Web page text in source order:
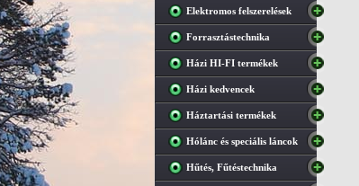
Elektromos felszerelések
Forrasztástechnika
Házi HI-FI termékek
Házi kedvencek
Háztartási termékek
Hólánc és speciális láncok
Hűtés, Fűtéstechnika